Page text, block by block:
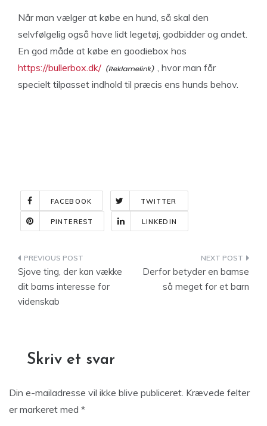
Når man vælger at købe en hund, så skal den
selvfølgelig også have lidt legetøj, godbidder og andet.
En god måde at købe en goodiebox hos
https://bullerbox.dk/
, hvor man får
specielt tilpasset indhold til præcis ens hunds behov.
FACEBOOK TWITTER
PINTEREST LINKEDIN
Indlægsnavigation
Sjove ting, der kan vække
dit barns interesse for
videnskab
Derfor betyder en bamse
så meget for et barn
Skriv et svar
Din e-mailadresse vil ikke blive publiceret. Krævede felter
er markeret med *